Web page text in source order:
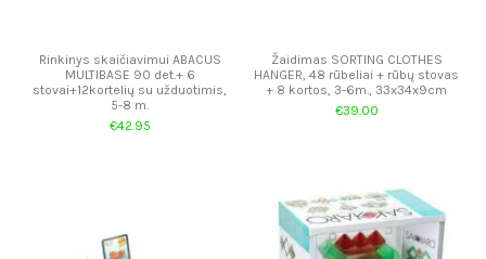
Rinkinys skaičiavimui ABACUS
MULTIBASE 90 det.+ 6
stovai+12kortelių su užduotimis,
5-8 m.
€42.95
Žaidimas SORTING CLOTHES
HANGER, 48 rūbeliai + rūbų stovas
+ 8 kortos, 3-6m., 33x34x9cm
€39.00